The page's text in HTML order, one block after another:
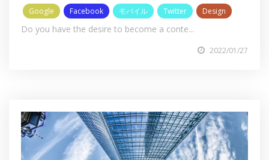
Google Facebook モバイル Twitter Design
Do you have the desire to become a conte...
2022/01/27